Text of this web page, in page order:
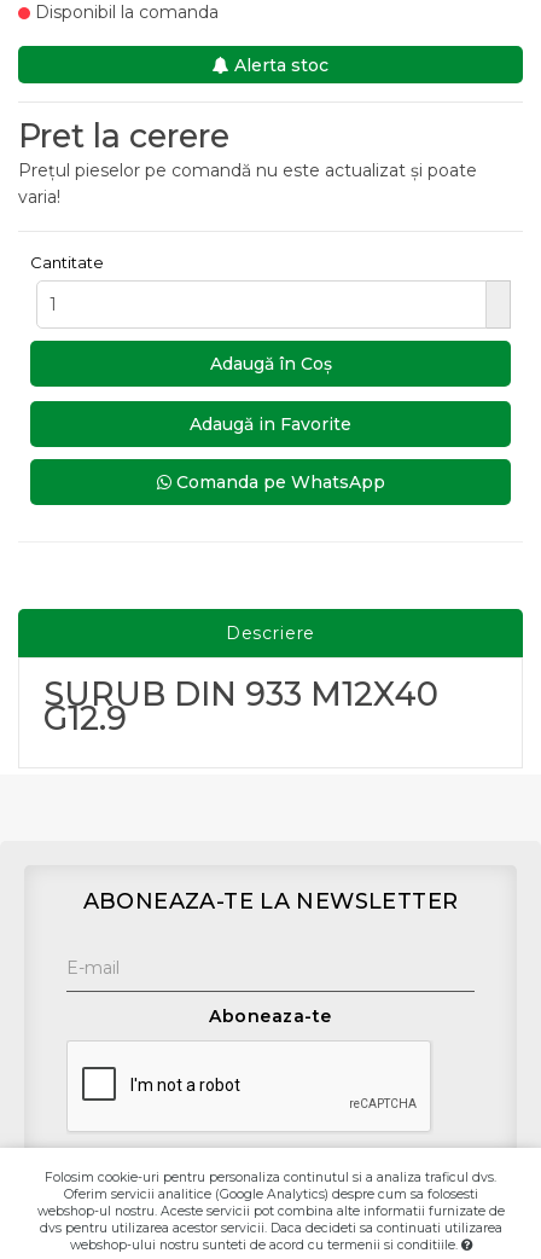
Disponibil la comanda
Alerta stoc
Pret la cerere
Prețul pieselor pe comandă nu este actualizat și poate
varia!
Cantitate
Adaugă în Coş
Adaugă in Favorite
Comanda pe WhatsApp
Descriere
SURUB DIN 933 M12X40
G12.9
ABONEAZA-TE LA NEWSLETTER
Aboneaza-te
Contact
Folosim cookie-uri pentru personaliza continutul si a analiza traficul dvs.
Oferim servicii analitice (Google Analytics) despre cum sa folosesti
webshop-ul nostru. Aceste servicii pot combina alte informatii furnizate de
dvs pentru utilizarea acestor servicii. Daca decideti sa continuati utilizarea
webshop-ului nostru sunteti de acord cu termenii si conditiile.